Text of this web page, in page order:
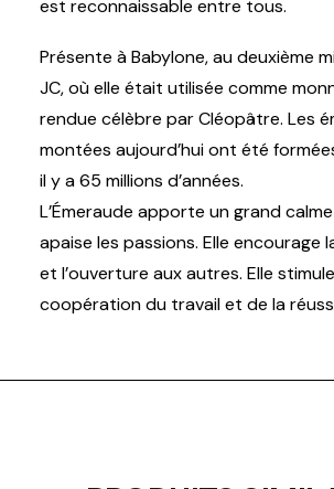
est reconnaissable entre tous.
Présente à Babylone, au deuxième
JC, où elle était utilisée comme
rendue célèbre par Cléopâtre. Les
montées aujourd’hui ont été
il y a 65 millions d’années.
L’Émeraude apporte un grand
apaise les passions. Elle encourage
et l’ouverture aux autres. Elle
coopération du travail et de la